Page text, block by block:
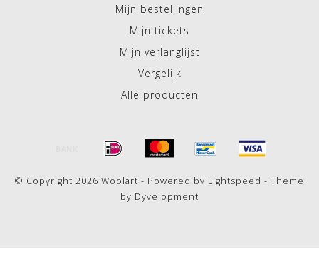
Mijn bestellingen
Mijn tickets
Mijn verlanglijst
Vergelijk
Alle producten
© Copyright 2026 Woolart - Powered by Lightspeed - Theme
by Dyvelopment